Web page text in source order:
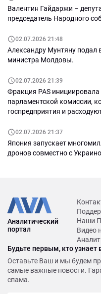
Валентин Гайдаржи –
председатель Народного
02.07.2026 21:48
Александру Мунтяну подал
министра Молдовы.
02.07.2026 21:39
Фракция PAS
парламентской комиссии,
госпредприятия и
02.07.2026 21:37
Япония запускает
дронов совместно с
Аналитический
портал
Наши
Видео
Будьте первым, кто узнает
Оставьте Ваш и мы будем
самые важные новости.
спама.